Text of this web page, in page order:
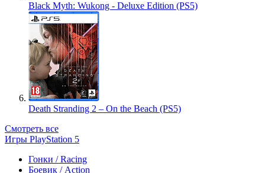
Black Myth: Wukong - Deluxe Edition (PS5)
Death Stranding 2 – On the Beach (PS5)
Смотреть все
Игры PlayStation 5
Гонки / Racing
Боевик / Action